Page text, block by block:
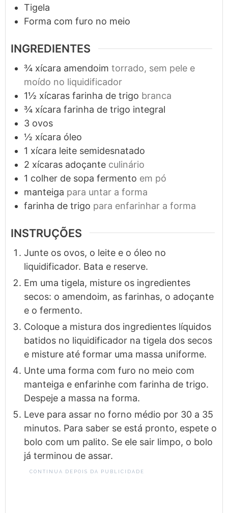
Tigela
Forma com furo no meio
INGREDIENTES
¾ xícara amendoim torrado, sem pele e
moído no liquidificador
1½ xícaras farinha de trigo branca
¾ xícara farinha de trigo integral
3 ovos
½ xícara óleo
1 xícara leite semidesnatado
2 xícaras adoçante culinário
1 colher de sopa fermento em pó
manteiga para untar a forma
farinha de trigo para enfarinhar a forma
INSTRUÇÕES
Junte os ovos, o leite e o óleo no
liquidificador. Bata e reserve.
Em uma tigela, misture os ingredientes
secos: o amendoim, as farinhas, o adoçante
e o fermento.
Coloque a mistura dos ingredientes líquidos
batidos no liquidificador na tigela dos secos
e misture até formar uma massa uniforme.
Unte uma forma com furo no meio com
manteiga e enfarinhe com farinha de trigo.
Despeje a massa na forma.
Leve para assar no forno médio por 30 a 35
minutos. Para saber se está pronto, espete o
bolo com um palito. Se ele sair limpo, o bolo
já terminou de assar.
CONTINUA DEPOIS DA PUBLICIDADE